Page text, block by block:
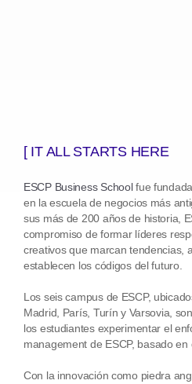
[ IT ALL STARTS HERE
ESCP Business Schoolfue
en la escuela de negocios más
sus más de 200 años de historia,
compromiso de formar líderes
creativos que marcan tendencias,
establecen los códigos del futuro.
Los seis campus de ESCP,
Madrid, París, Turín y Varsovia,
los estudiantes experimentar el
management de ESCP, basado en
Con la innovación como piedra